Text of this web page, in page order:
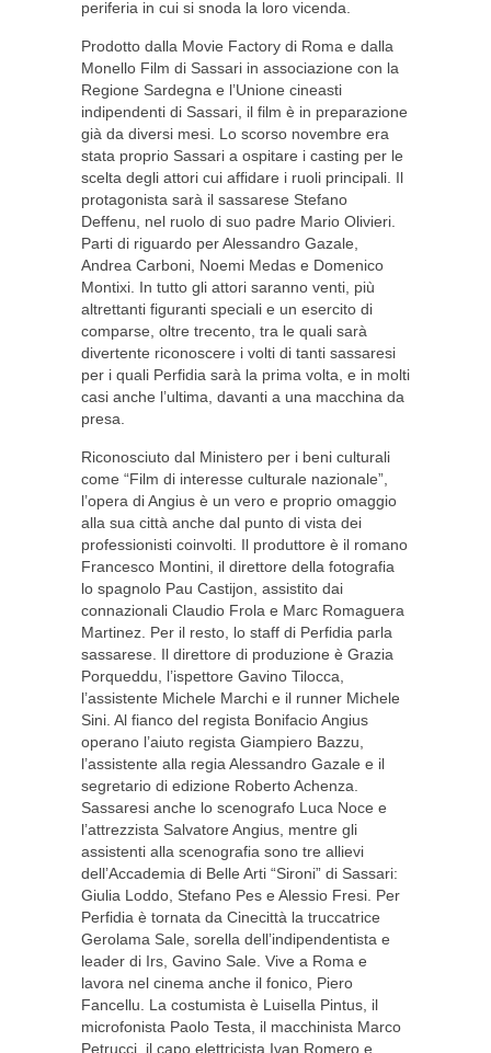
periferia in cui si snoda la loro vicenda.
Prodotto dalla Movie Factory di Roma e dalla
Monello Film di Sassari in associazione con la
Regione Sardegna e l’Unione cineasti
indipendenti di Sassari, il film è in preparazione
già da diversi mesi. Lo scorso novembre era
stata proprio Sassari a ospitare i casting per le
scelta degli attori cui affidare i ruoli principali. Il
protagonista sarà il sassarese Stefano
Deffenu, nel ruolo di suo padre Mario Olivieri.
Parti di riguardo per Alessandro Gazale,
Andrea Carboni, Noemi Medas e Domenico
Montixi. In tutto gli attori saranno venti, più
altrettanti figuranti speciali e un esercito di
comparse, oltre trecento, tra le quali sarà
divertente riconoscere i volti di tanti sassaresi
per i quali Perfidia sarà la prima volta, e in molti
casi anche l’ultima, davanti a una macchina da
presa.
Riconosciuto dal Ministero per i beni culturali
come “Film di interesse culturale nazionale”,
l’opera di Angius è un vero e proprio omaggio
alla sua città anche dal punto di vista dei
professionisti coinvolti. Il produttore è il romano
Francesco Montini, il direttore della fotografia
lo spagnolo Pau Castijon, assistito dai
connazionali Claudio Frola e Marc Romaguera
Martinez. Per il resto, lo staff di Perfidia parla
sassarese. Il direttore di produzione è Grazia
Porqueddu, l’ispettore Gavino Tilocca,
l’assistente Michele Marchi e il runner Michele
Sini. Al fianco del regista Bonifacio Angius
operano l’aiuto regista Giampiero Bazzu,
l’assistente alla regia Alessandro Gazale e il
segretario di edizione Roberto Achenza.
Sassaresi anche lo scenografo Luca Noce e
l’attrezzista Salvatore Angius, mentre gli
assistenti alla scenografia sono tre allievi
dell’Accademia di Belle Arti “Sironi” di Sassari:
Giulia Loddo, Stefano Pes e Alessio Fresi. Per
Perfidia è tornata da Cinecittà la truccatrice
Gerolama Sale, sorella dell’indipendentista e
leader di Irs, Gavino Sale. Vive a Roma e
lavora nel cinema anche il fonico, Piero
Fancellu. La costumista è Luisella Pintus, il
microfonista Paolo Testa, il macchinista Marco
Petrucci, il capo elettricista Ivan Romero e